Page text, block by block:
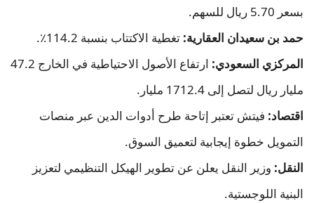
بسعر 5.70 ريال للسهم.
حمد بن سعيدان العقارية: تغطية الاكتتاب بنسبة 114.2٪.
المركزي السعودي:
ارتفاع الأصول الاحتياطية في الخارج 47.2
مليار ريال لتصل إلى 1712.4 مليار.
اقتصاد: فيتش تعتبر إتاحة طرح أدوات الدين عبر منصات
التمويل خطوة إيجابية لتعميق السوق.
النقل: وزير النقل يعلن عن تطوير الهيكل التنظيمي لتعزيز
البنية اللوجستية.